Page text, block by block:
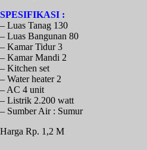
SPESIFIKASI :
– Luas Tanag 130
– Luas Bangunan 80
– Kamar Tidur 3
– Kamar Mandi 2
– Kitchen set
– Water heater 2
– AC 4 unit
– Listrik 2.200 watt
– Sumber Air : Sumur
Harga Rp. 1,2 M